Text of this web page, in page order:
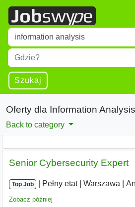
Title
Type 1 or more characters for results.
Miejscowość
Type 1 or more characters for results.
Szukaj
Oferty dla Information
Back to category
Senior Cybersecurity Expert
Top Job Pełny etat| Warszawa
Zobacz później